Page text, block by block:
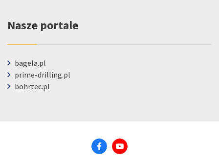
Nasze portale
bagela.pl
prime-drilling.pl
bohrtec.pl